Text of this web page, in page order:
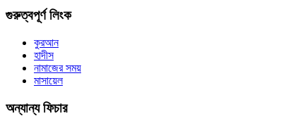
গুরুত্বপূর্ণ লিংক
কুরআন
হাদীস
নামাজের সময়
মাসায়েল
অন্যান্য ফিচার